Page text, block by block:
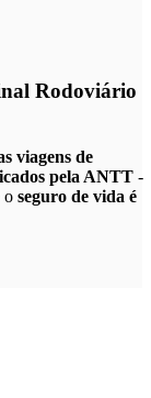
Rodoviário
viagens de
pela ANTT -
o seguro de vida é